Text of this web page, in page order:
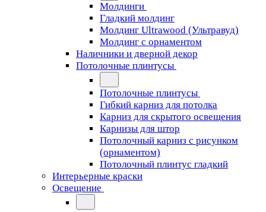
Молдинги
Гладкий молдинг
Молдинг Ultrawood (Ультравуд)
Молдинг с орнаментом
Наличники и дверной декор
Потолочные плинтусы
Потолочные плинтусы
Гибкий карниз для потолка
Карниз для скрытого освещения
Карнизы для штор
Потолочный карниз с рисунком
(орнаментом)
Потолочный плинтус гладкий
Интерьерные краски
Освещение